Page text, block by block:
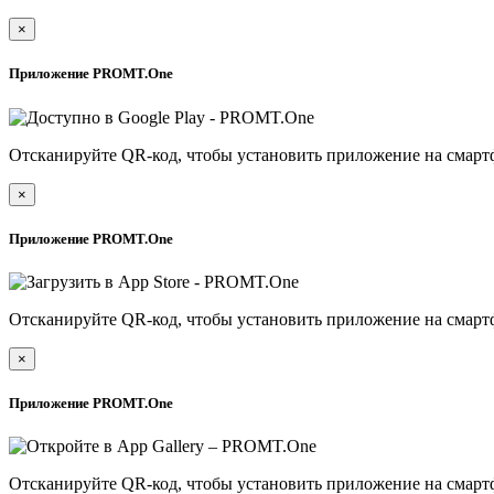
×
Приложение PROMT.One
Отсканируйте QR-код, чтобы установить приложение на
×
Приложение PROMT.One
Отсканируйте QR-код, чтобы установить приложение на
×
Приложение PROMT.One
Отсканируйте QR-код, чтобы установить приложение на